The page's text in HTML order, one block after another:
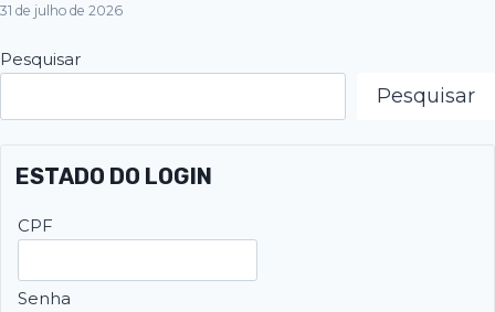
31 de julho de 2026
Pesquisar
Pesquisar
ESTADO DO LOGIN
CPF
Senha